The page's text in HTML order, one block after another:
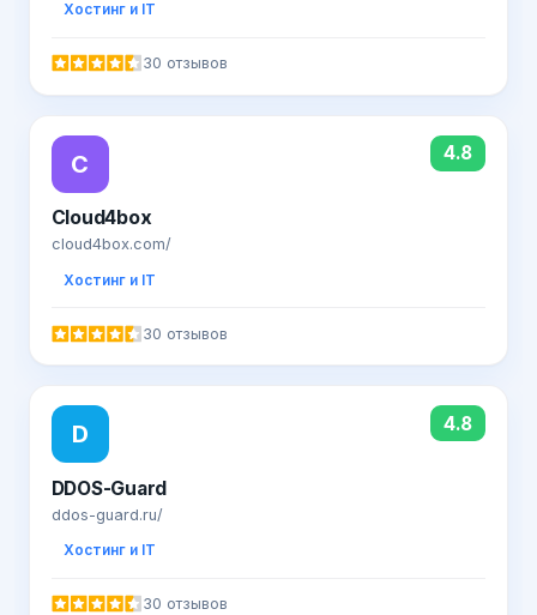
Хостинг и IT
30 отзывов
C 4.8
Cloud4box
cloud4box.com/
Хостинг и IT
30 отзывов
D 4.8
DDOS-Guard
ddos-guard.ru/
Хостинг и IT
30 отзывов